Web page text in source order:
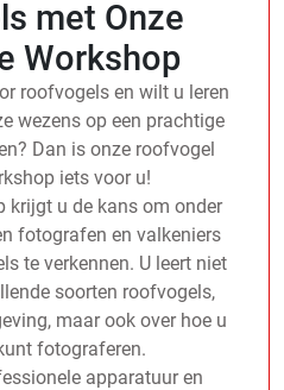
met Onze
Workshop
roofvogels en wilt u leren
wezens op een prachtige
Dan is onze roofvogel
iets voor u!
krijgt u de kans om onder
fotografen en valkeniers
te verkennen. U leert niet
soorten roofvogels,
maar ook over hoe u
fotograferen.
apparatuur en